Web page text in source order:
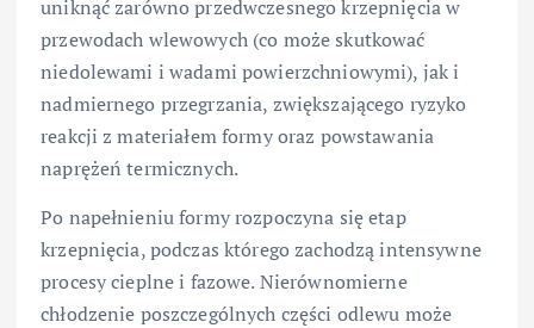
uniknąć zarówno przedwczesnego krzepnięcia w
przewodach wlewowych (co może skutkować
niedolewami i wadami powierzchniowymi), jak i
nadmiernego przegrzania, zwiększającego ryzyko
reakcji z materiałem formy oraz powstawania
naprężeń termicznych.
Po napełnieniu formy rozpoczyna się etap
krzepnięcia, podczas którego zachodzą intensywne
procesy cieplne i fazowe. Nierównomierne
chłodzenie poszczególnych części odlewu może